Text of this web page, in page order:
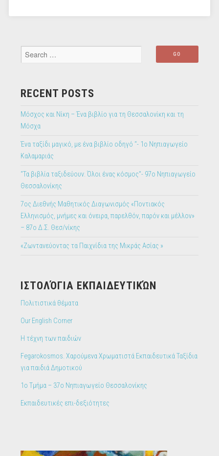
RECENT POSTS
Μόσχος και Νίκη – Ένα βιβλίο για τη Θεσσαλονίκη και τη
Μόσχα
Ένα ταξίδι μαγικό, με ένα βιβλίο οδηγό “- 1ο Νηπιαγωγείο
Καλαμαριάς
“Τα βιβλία ταξιδεύουν. Όλοι ένας κόσμος”- 97ο Νηπιαγωγείο
Θεσσαλονίκης
7ος Διεθνής Μαθητικός Διαγωνισμός «Ποντιακός
Ελληνισμός, μνήμες και όνειρα, παρελθόν, παρόν και μέλλον»
– 87ο Δ.Σ. Θεσ/νίκης
«Ζωντανεύοντας τα Παιχνίδια της Μικράς Ασίας »
IΣΤΟΛΌΓΙΑ ΕΚΠΑΙΔΕΥΤΙΚΏΝ
Πολιτιστικά θέματα
Our English Corner
Η τέχνη των παιδιών
Fegarokosmos. Χαρούμενα Χρωματιστά Εκπαιδευτικά Ταξίδια
για παιδιά Δημοτικού
1ο Τμήμα – 37ο Νηπιαγωγείο Θεσσαλονίκης
Εκπαιδευτικές επι-δεξιότητες